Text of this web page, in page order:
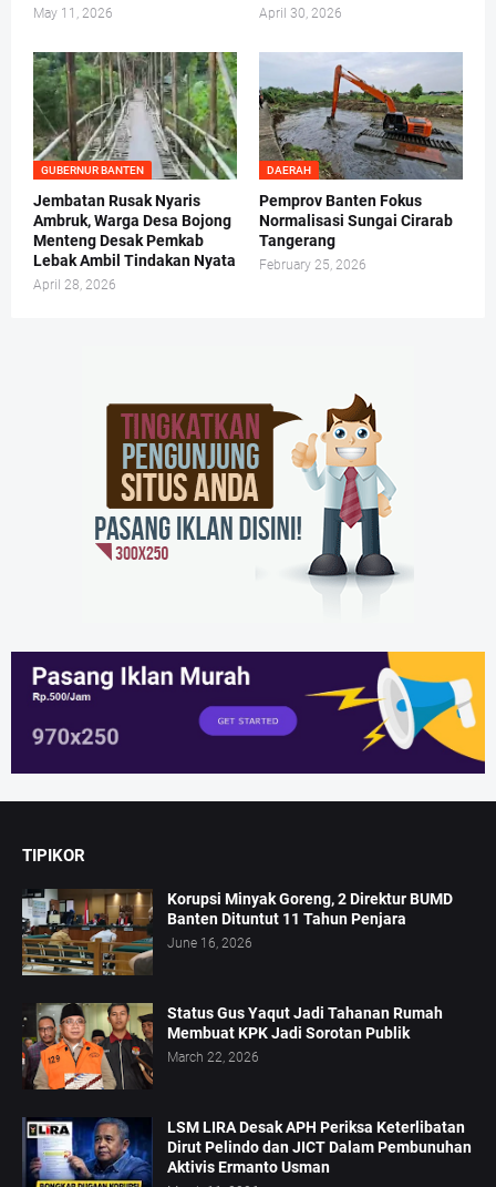
May 11, 2026 April 30, 2026
GUBERNUR BANTEN
Jembatan Rusak Nyaris
Ambruk, Warga Desa Bojong
Menteng Desak Pemkab
Lebak Ambil Tindakan Nyata
April 28, 2026
DAERAH
Pemprov Banten Fokus
Normalisasi Sungai Cirarab
Tangerang
February 25, 2026
TIPIKOR
Korupsi Minyak Goreng, 2 Direktur BUMD
Banten Dituntut 11 Tahun Penjara
June 16, 2026
Status Gus Yaqut Jadi Tahanan Rumah
Membuat KPK Jadi Sorotan Publik
March 22, 2026
LSM LIRA Desak APH Periksa Keterlibatan
Dirut Pelindo dan JICT Dalam Pembunuhan
Aktivis Ermanto Usman